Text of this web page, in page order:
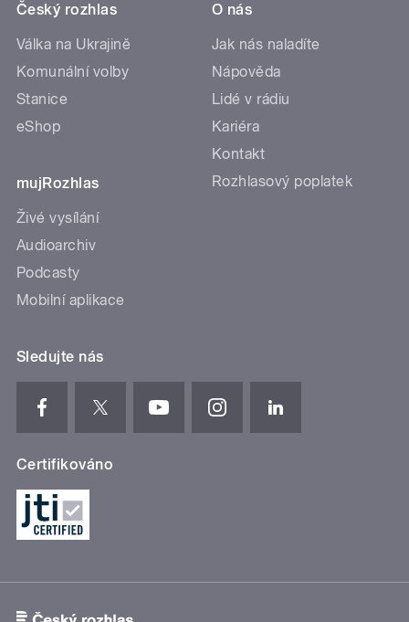
Český rozhlas
Válka na Ukrajině
Komunální volby
Stanice
eShop
mujRozhlas
Živé vysílání
Audioarchiv
Podcasty
Mobilní aplikace
O nás
Jak nás naladíte
Nápověda
Lidé v rádiu
Kariéra
Kontakt
Rozhlasový poplatek
Sledujte nás
Certifikováno